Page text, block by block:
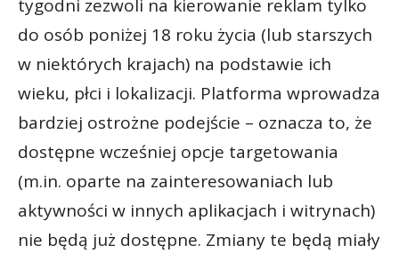
tygodni zezwoli na kierowanie reklam tylko
do osób poniżej 18 roku życia (lub starszych
w niektórych krajach) na podstawie ich
wieku, płci i lokalizacji. Platforma wprowadza
bardziej ostrożne podejście – oznacza to, że
dostępne wcześniej opcje targetowania
(m.in. oparte na zainteresowaniach lub
aktywności w innych aplikacjach i witrynach)
nie będą już dostępne. Zmiany te będą miały